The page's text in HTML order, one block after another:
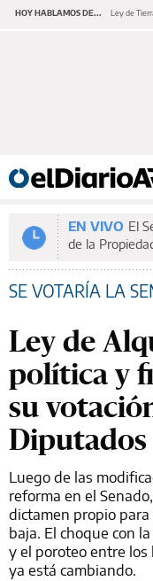
HOY HABLAMOS DE... Ley de
EN VIVO El
de la
SE VOTARÍA LA
Ley de
política y
su
Diputados
Luego de las
reforma en el
dictamen propio
baja. El choque con
y el poroteo entre
ya está cambiando.